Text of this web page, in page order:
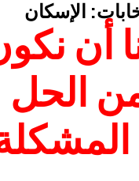
الإسكان
أن
الحل